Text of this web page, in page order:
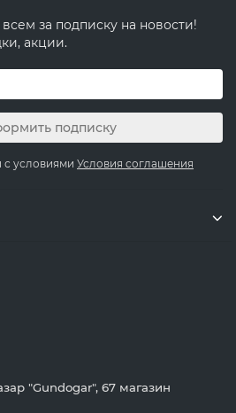
за подписку на новости!
акции.
подписку
с условиями Условия соглашения
"Gundogar", 67 магазин